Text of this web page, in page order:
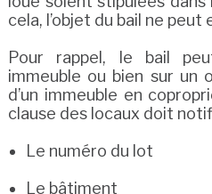
cela, l’objet du bail ne
Pour rappel, le bail
immeuble ou bien sur un
d’un immeuble en
clause des locaux doit
Le numéro du lot
Le bâtiment